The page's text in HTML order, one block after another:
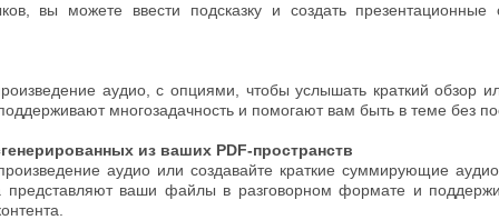
вы можете ввести подсказку и создать презентационные
аудио, с опциями, чтобы услышать краткий обзор
многозадачность и помогают вам быть в теме без
из ваших PDF-пространств
аудио или создавайте краткие суммирующие
представляют ваши файлы в разговорном формате и